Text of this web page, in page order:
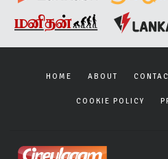
HOME ABOUT
COOKIE POLICY